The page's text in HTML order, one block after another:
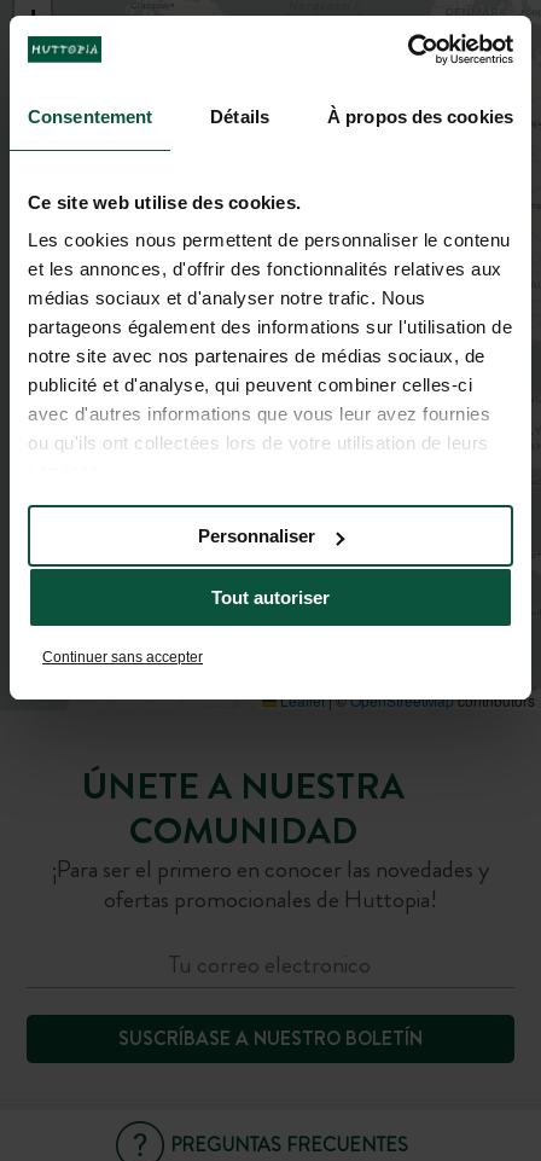
Consentement Détails À propos des cookies
Ce site web utilise des cookies.
Les cookies nous permettent de personnaliser le contenu
et les annonces, d'offrir des fonctionnalités relatives aux
médias sociaux et d'analyser notre trafic. Nous
partageons également des informations sur l'utilisation de
notre site avec nos partenaires de médias sociaux, de
publicité et d'analyse, qui peuvent combiner celles-ci
avec d'autres informations que vous leur avez fournies
ou qu'ils ont collectées lors de votre utilisation de leurs
Tout autoriser
Personnaliser
Continuer sans accepter
+
−
Leaflet|©OpenStreetMapcontributors
ÚNETE A NUESTRA
COMUNIDAD
¡Para ser el primero en conocer las novedades y
ofertas promocionales de Huttopia!
SUSCRÍBASE A NUESTRO BOLETÍN
PREGUNTAS FRECUENTES